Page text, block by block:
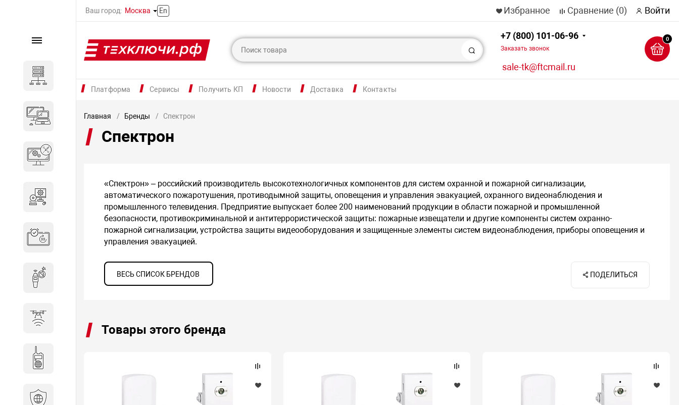
Ваш город: Москва En Избранное Сравнение (0) Войти
Поиск
+7 (800) 101-06-96
Заказать звонок
sale-tk@ftcmail.ru
0
Платформа Сервисы Получить КП Новости Доставка Контакты
Каталог
Компьютеры и ноутбуки
Комплектующие для
Программное обеспечение
Система бронирования
переговорных
Досмотровое оборудование
Главная Бренды Спектрон
Спектрон
«Спектрон» – российский производитель высокотехнологичных компонентов для систем охранной и пожарной сигнализации,
автоматического пожаротушения, противодымной защиты, оповещения и управления эвакуацией, охранного видеонаблюдения и
промышленного телевидения. Предприятие выпускает более 200 наименований продукции в области пожарной и промышленной
безопасности, противокриминальной и антитеррористической защиты: пожарные извещатели и другие компоненты систем охранно-
пожарной сигнализации, устройства защиты видеооборудования и защищенные элементы систем видеонаблюдения, приборы оповещения и
управления эвакуацией.
ВЕСЬ СПИСОК БРЕНДОВ ПОДЕЛИТЬСЯ
Товары этого бренда